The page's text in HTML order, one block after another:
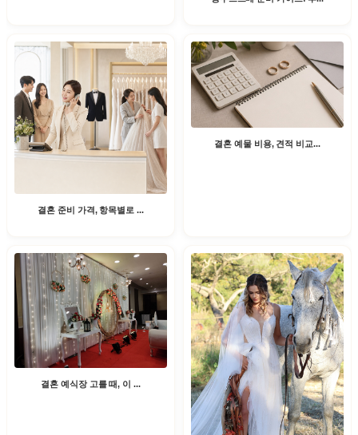
결혼 준비 가격, 항목별로 ...
결혼 예물 비용, 견적 비교...
결혼 예식장 고를 때, 이 ...